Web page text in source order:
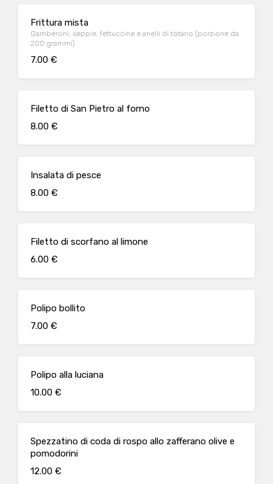
Frittura mista
Gamberoni, seppie, fettuccine e anelli di totano (porzione da
200 grammi)
7.00 €
Filetto di San Pietro al forno
8.00 €
Insalata di pesce
8.00 €
Filetto di scorfano al limone
6.00 €
Polipo bollito
7.00 €
Polipo alla luciana
10.00 €
Spezzatino di coda di rospo allo zafferano olive e
pomodorini
12.00 €